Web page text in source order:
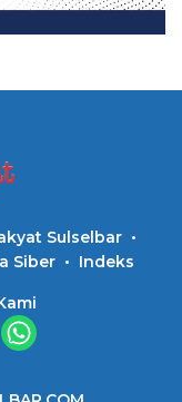
Sulselbar
Siber Indeks